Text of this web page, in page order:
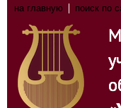
на главную поиск по